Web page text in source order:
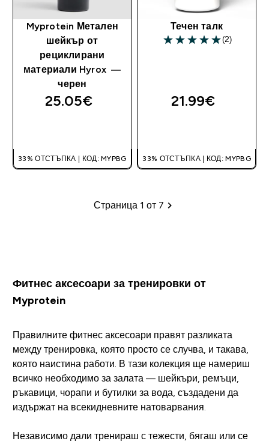
Myprotein Метален
шейкър от
рециклирани
материали Hyrox —
черен
25.05€‎
33% ОТСТЪПКА | КОД: MYPBG
Течен талк
5 out of 5 stars
(2)
21.99€‎
33% ОТСТЪПКА | КОД: MYPBG
Пагинация
Страница 1 от 7
Фитнес аксесоари за тренировки от
Myprotein
Правилните фитнес аксесоари правят разликата
между тренировка, която просто се случва, и такава,
която наистина работи. В тази колекция ще намериш
всичко необходимо за залата — шейкъри, ремъци,
ръкавици, чорапи и бутилки за вода, създадени да
издържат на всекидневните натоварвания.
Независимо дали тренираш с тежести, бягаш или се